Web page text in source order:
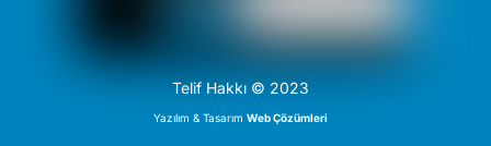
Telif Hakkı © 2023
Yazılım & TasarımWeb Çözümleri